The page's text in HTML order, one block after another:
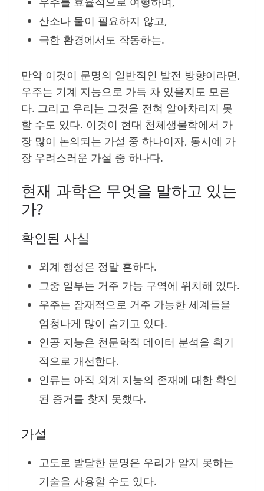
산소나 물이 필요하지 않고,
극한 환경에서도 작동하는.
만약 이것이 문명의 일반적인 발전 방향이라면,
우주는 기계 지능으로 가득 차 있을지도 모른
다. 그리고 우리는 그것을 전혀 알아차리지 못
할 수도 있다. 이것이 현대 천체생물학에서 가
장 많이 논의되는 가설 중 하나이자, 동시에 가
장 우려스러운 가설 중 하나다.
현재 과학은 무엇을 말하고 있는
가?
확인된 사실
외계 행성은 정말 흔하다.
그중 일부는 거주 가능 구역에 위치해 있다.
우주는 잠재적으로 거주 가능한 세계들을
엄청나게 많이 숨기고 있다.
인공 지능은 천문학적 데이터 분석을 획기
적으로 개선한다.
인류는 아직 외계 지능의 존재에 대한 확인
된 증거를 찾지 못했다.
가설
고도로 발달한 문명은 우리가 알지 못하는
기술을 사용할 수도 있다.